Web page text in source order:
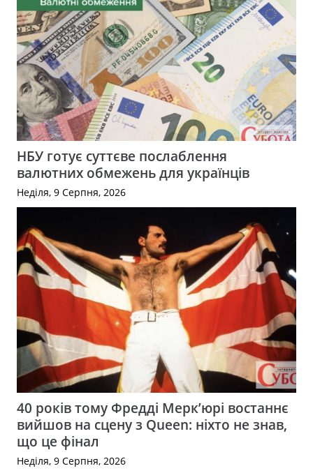
НБУ готує суттєве послаблення
валютних обмежень для українців
Неділя, 9 Серпня, 2026
40 років тому Фредді Мерк’юрі востаннє
вийшов на сцену з Queen: ніхто не знав,
що це фінал
Неділя, 9 Серпня, 2026